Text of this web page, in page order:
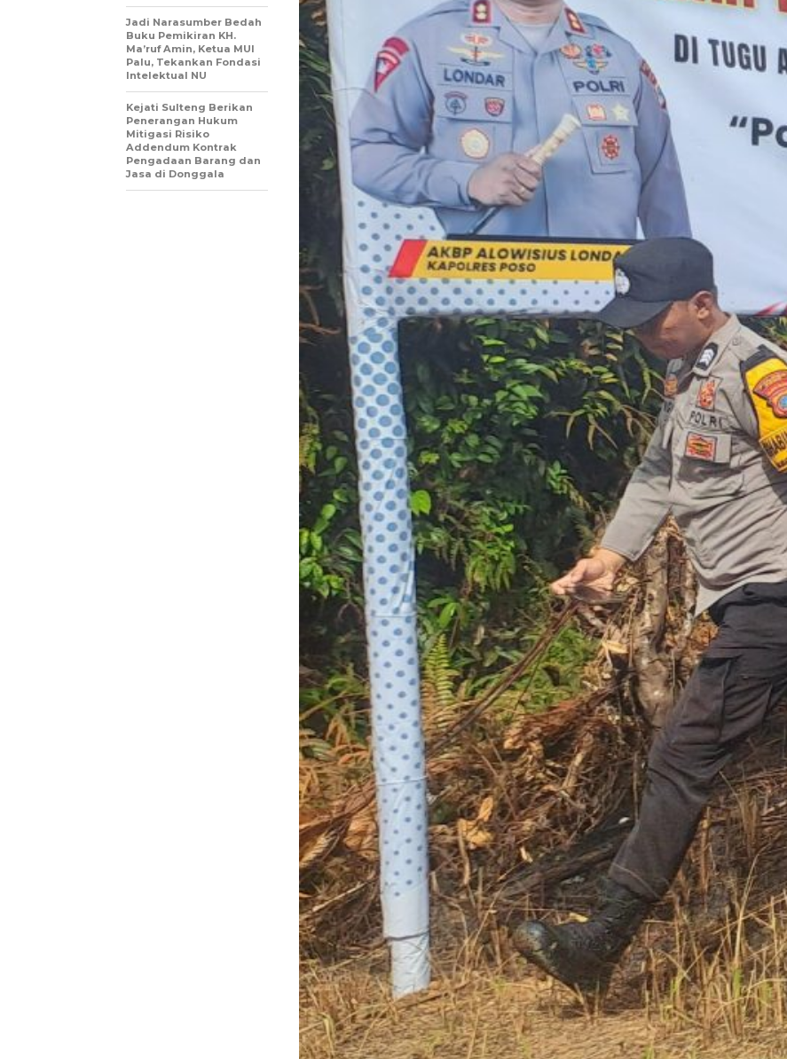
Jadi Narasumber Bedah
Buku Pemikiran KH.
Ma’ruf Amin, Ketua MUI
Palu, Tekankan Fondasi
Intelektual NU
Kejati Sulteng Berikan
Penerangan Hukum
Mitigasi Risiko
Addendum Kontrak
Pengadaan Barang dan
Jasa di Donggala